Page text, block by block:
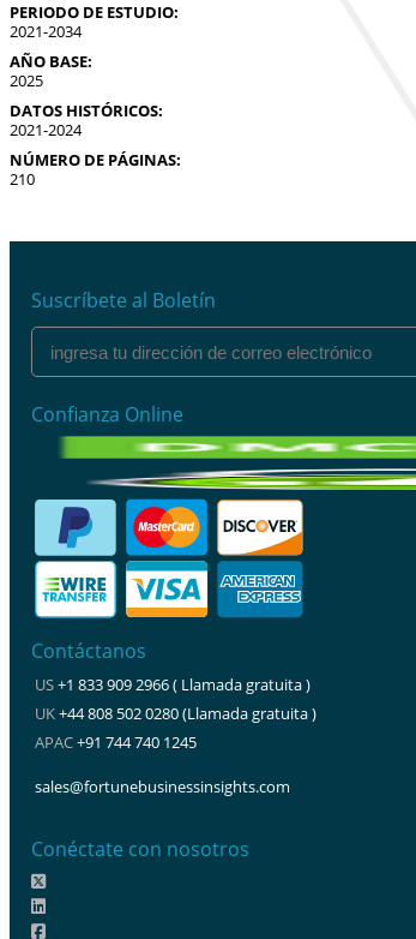
PERIODO DE ESTUDIO:
2021-2034
AÑO BASE:
2025
DATOS HISTÓRICOS:
2021-2024
NÚMERO DE PÁGINAS:
210
Suscríbete al Boletín
Confianza Online
Contáctanos
US+1 833 909 2966 ( Llamada gratuita )
UK+44 808 502 0280 (Llamada gratuita )
APAC+91 744 740 1245
sales@fortunebusinessinsights.com
Conéctate con nosotros